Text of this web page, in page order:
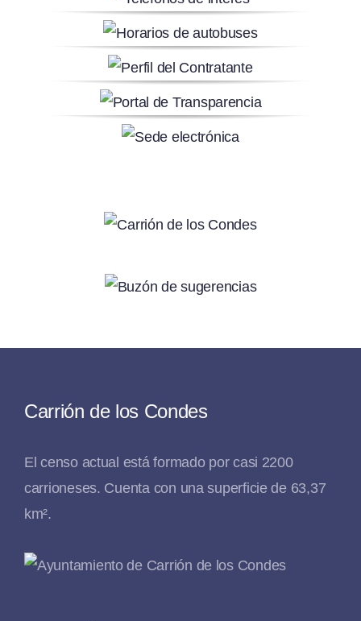
Carrión de los Condes
El censo actual está formado por casi 2200
carrioneses. Cuenta con una superficie de 63,37
km².